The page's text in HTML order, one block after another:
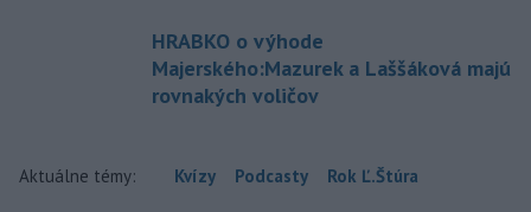
HRABKO o výhode
Majerského:Mazurek a Laššáková majú
rovnakých voličov
Aktuálne témy: Kvízy Podcasty Rok Ľ.Štúra